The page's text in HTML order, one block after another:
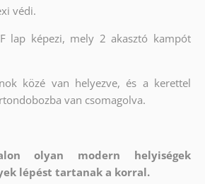
védi.
lap képezi, mely 2 akasztó kampót
közé van helyezve, és a kerettel
van csomagolva.
olyan modern helyiségek
lépést tartanak a korral.